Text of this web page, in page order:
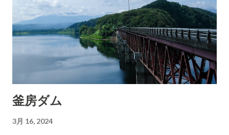
釜房ダム
3月 16, 2024